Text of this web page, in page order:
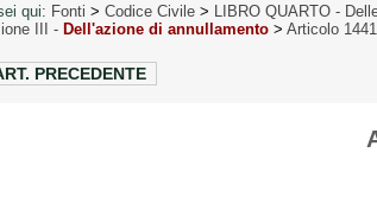
qui: Fonti > Codice Civile > LIBRO QUARTO -
III - Dell'azione di annullamento > Articolo 1441
PRECEDENTE